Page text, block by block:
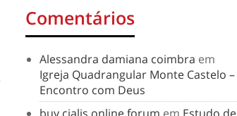
Comentários
Alessandra damiana coimbra em
Igreja Quadrangular Monte Castelo –
Encontro com Deus